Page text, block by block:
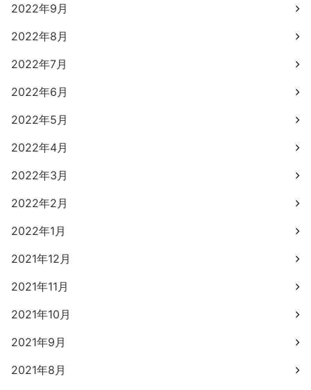
2022年9月
2022年8月
2022年7月
2022年6月
2022年5月
2022年4月
2022年3月
2022年2月
2022年1月
2021年12月
2021年11月
2021年10月
2021年9月
2021年8月